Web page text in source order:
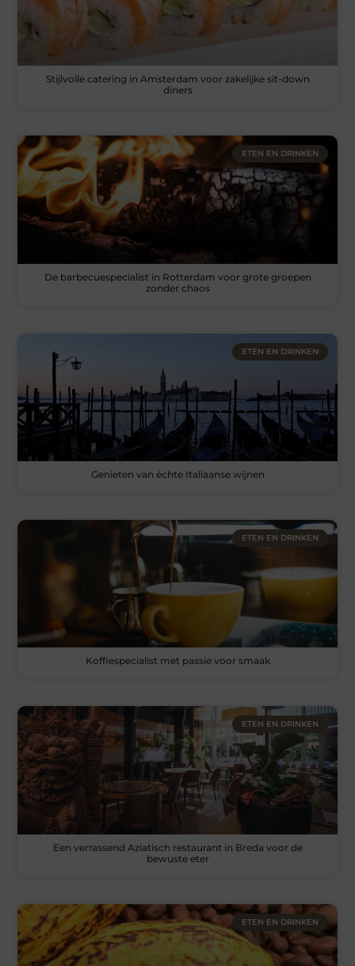
Stijlvolle catering in Amsterdam voor zakelijke sit-down
diners
ETEN EN DRINKEN
De barbecuespecialist in Rotterdam voor grote groepen
zonder chaos
ETEN EN DRINKEN
Genieten van échte Italiaanse wijnen
ETEN EN DRINKEN
Koffiespecialist met passie voor smaak
ETEN EN DRINKEN
Een verrassend Aziatisch restaurant in Breda voor de
bewuste eter
ETEN EN DRINKEN